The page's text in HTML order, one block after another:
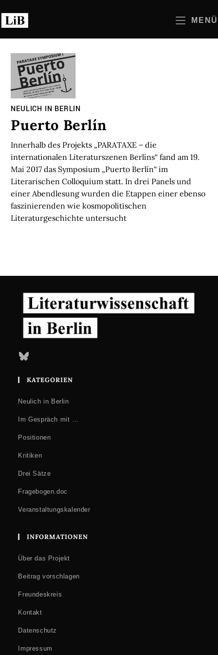
Inhalt
springen
MENÜ
NEULICH IN BERLIN
Puerto Berlín
Innerhalb des Projekts „PARATAXE – die
internationalen Literaturszenen Berlins“ fand am 19.
Mai 2017 das Symposium „Puerto Berlín“ im
Literarischen Colloquium statt. In drei Panels und
einer Abendlesung wurden die Etappen einer ebenso
faszinierenden wie kosmopolitischen
Literaturgeschichte untersucht
Bluesky
KATEGORIEN
Neulich in Berlin
Im Gespräch mit …
Positionen
Kritiken
Drei Sätze
Fragebogen.doc
Veranstaltungskalender
INFORMATIONEN
Über das Projekt
Beitrag vorschlagen
Freundeskreis
Kontakt
Datenschutz
Impressum